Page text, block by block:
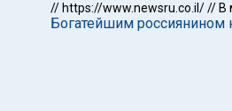
// https://www.newsru.co.il/// В
Богатейшим россиянином